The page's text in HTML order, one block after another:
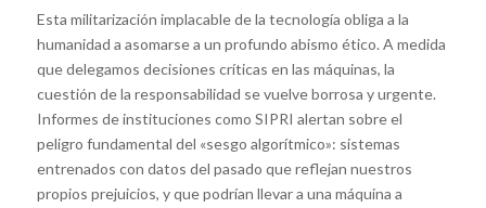
Esta militarización implacable de la tecnología obliga a la
humanidad a asomarse a un profundo abismo ético. A medida
que delegamos decisiones críticas en las máquinas, la
cuestión de la responsabilidad se vuelve borrosa y urgente.
Informes de instituciones como SIPRI alertan sobre el
peligro fundamental del «sesgo algorítmico»: sistemas
entrenados con datos del pasado que reflejan nuestros
propios prejuicios, y que podrían llevar a una máquina a